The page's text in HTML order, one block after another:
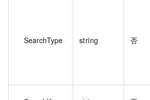
SearchType string 否